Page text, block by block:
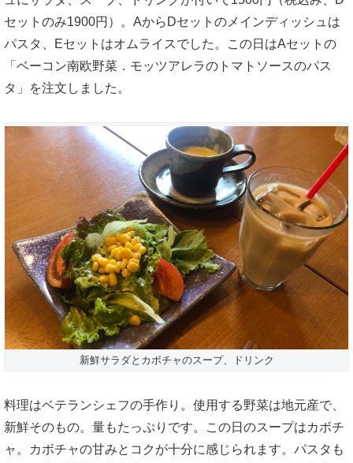
セットのみ1900円）。AからDセットのメインディッシュは
パスタ、Eセットはオムライスでした。この日はAセットの
「ベーコン南欧野菜．モッツアレラのトマトソースのパス
タ」を注文しました。
新鮮サラダとカボチャのスープ、ドリンク
料理はベテランシェフの手作り。使用する野菜は地元産で、
新鮮そのもの。量もたっぷりです。この日のスープはカボチ
ャ。カボチャの甘みとコクが十分に感じられます。パスタも